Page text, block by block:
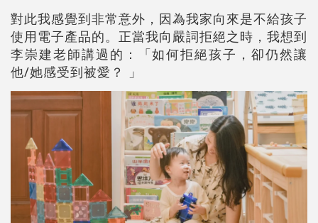
對此我感覺到非常意外，因為我家向來是不給孩子
使用電子產品的。正當我向嚴詞拒絕之時，我想到
李崇建老師講過的：「如何拒絕孩子，卻仍然讓
他/她感受到被愛？ 」